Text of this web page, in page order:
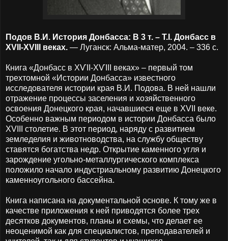
Подов В.И. История Донбасса: В 3 т. – Т.І. Донбасс в
ХVII-ХVІІІ веках. — Луганск: Альма-матер, 2004. – 336 с.
Книга «Донбасс в ХѴІІ-ХѴІІІ веках» – первый том
трехтомной «Истории Донбасса» известного
исследователя истории края В.И. Подова. В ней нашли
отражение процессы заселения и хозяйственного
освоения Донецкого края, начавшиеся еще в XVII веке.
Особенно важным периодом в истории Донбасса было
XVIII столетие. В этот период, наряду с развитием
земледелия и животноводства, на службу обществу
ставятся богатства недр. Открытие каменного угля и
зарождение угольно-металлургического комплекса
положило начало индустриальному развитию Донецкого
каменноугольного бассейна.
Книга написана на документальной основе. К тому же в
качестве приложения к ней приводятся более трех
десятков документов, планы и схемы, что делает ее
неоценимой как для специалистов, преподавателей и